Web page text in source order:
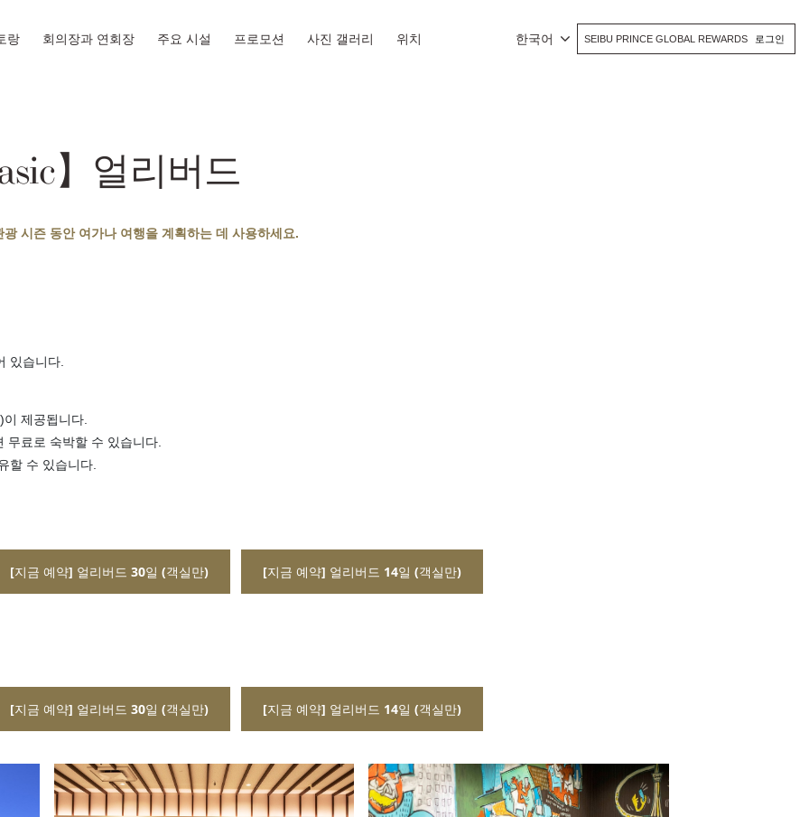
랑 회의장과 연회장 주요 시설 프로모션 사진 갤러리 위치 한국어 SEIBU PRINCE GLOBAL REWARDS 로그인
】얼리버드
시즌 동안 여가나 여행을 계획하는 데 사용하세요.
있습니다.
제공됩니다.
료로 숙박할 수 있습니다.
할 수 있습니다.
[지금 예약] 얼리버드 30일 (객실만) [지금 예약] 얼리버드 14일 (객실만)
[지금 예약] 얼리버드 30일 (객실만) [지금 예약] 얼리버드 14일 (객실만)